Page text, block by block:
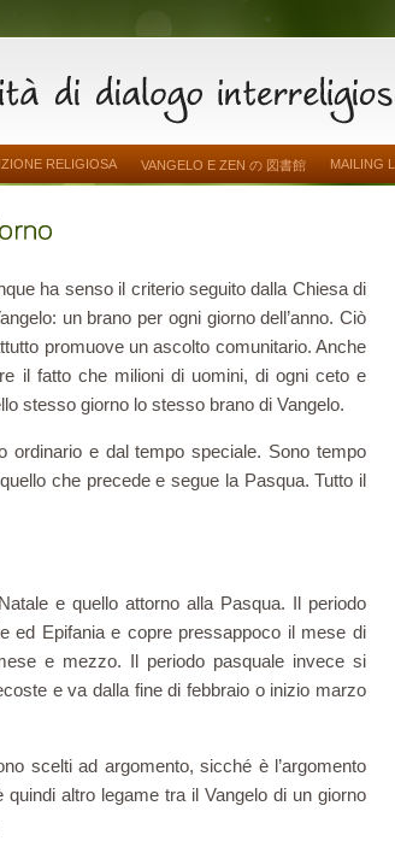
RELIGIOSA VANGELO E ZEN の 図書館 MAILING
ha senso il criterio seguito dalla Chiesa di
un brano per ogni giorno dell’anno. Ciò
promuove un ascolto comunitario. Anche
il fatto che milioni di uomini, di ogni ceto e
stesso giorno lo stesso brano di Vangelo.
ordinario e dal tempo speciale. Sono tempo
che precede e segue la Pasqua. Tutto il
e quello attorno alla Pasqua. Il periodo
ed Epifania e copre pressappoco il mese di
e mezzo. Il periodo pasquale invece si
e va dalla fine di febbraio o inizio marzo
scelti ad argomento, sicché è l’argomento
altro legame tra il Vangelo di un giorno